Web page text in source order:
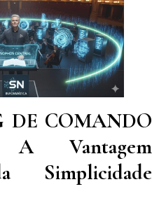
DE COMANDO
A Vantagem
Simplicidade